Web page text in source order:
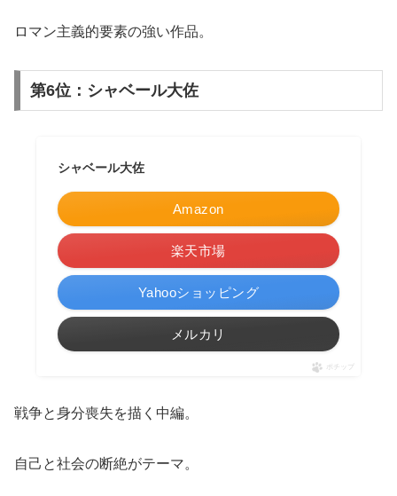
ロマン主義的要素の強い作品。
第6位：シャベール大佐
シャベール大佐
Amazon
楽天市場
Yahooショッピング
メルカリ
ポチップ
戦争と身分喪失を描く中編。
自己と社会の断絶がテーマ。